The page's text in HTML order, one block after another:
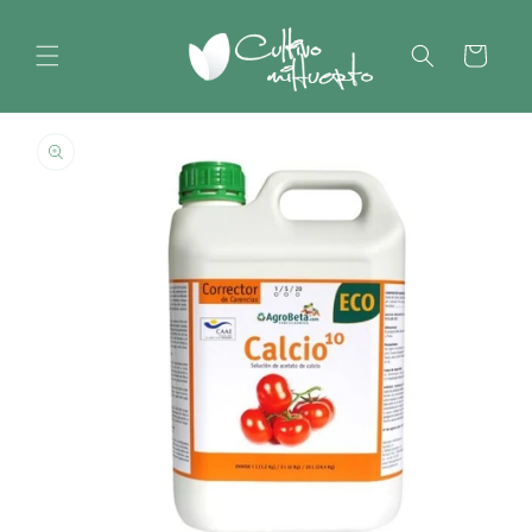
al contenido
Carrito
directamente
información